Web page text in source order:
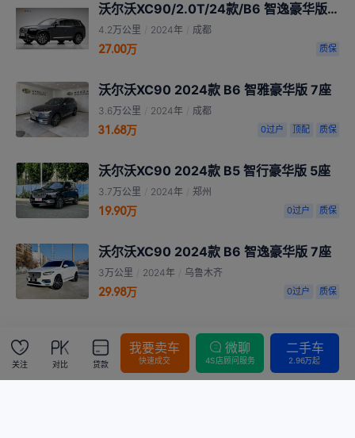
沃尔沃XC90/2.0T/24款/B6 智逸豪华版 7座
4.2万公里 2024年 成都
27.00万 质保
沃尔沃XC90 2024款 B6 智雅豪华版 7座
3.6万公里 2024年 成都
31.68万 0过户 顶配 质保
沃尔沃XC90 2024款 B5 智行豪华版 5座
3.7万公里 2024年 郑州
19.90万 0过户 质保
沃尔沃XC90 2024款 B6 智逸豪华版 7座
3万公里 2024年 乌鲁木齐
29.98万 0过户 质保
关注 对比 贷款
我要卖车
快速成交
微聊
4S店顾问服务
二手车
2.96万起